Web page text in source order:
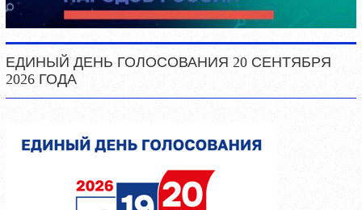
ЕДИНЫЙ ДЕНЬ ГОЛОСОВАНИЯ 20 СЕНТЯБРЯ
2026 ГОДА